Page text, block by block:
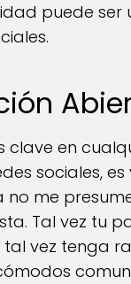
puede
clave en
sociales,
no me
Tal vez tu
vez tenga